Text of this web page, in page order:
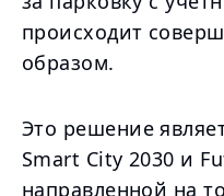
происходит
образом.
Это решение
Smart City 2030 и
направленной на